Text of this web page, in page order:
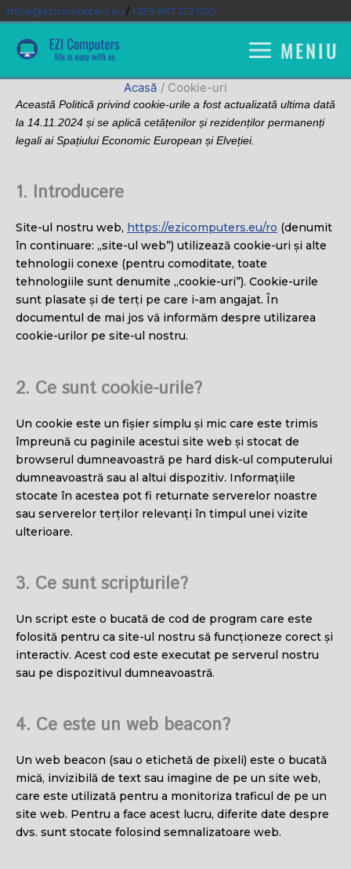
Salt
la
conținut
office@ezicomputers.eu / +359 887 123 500
MENIU
Acasă Cookie-uri
Această Politică privind cookie-urile a fost actualizată ultima dată
la 14.11.2024 și se aplică cetățenilor și rezidenților permanenți
legali ai Spațiului Economic European și Elveției.
1. Introducere
Site-ul nostru web, https://ezicomputers.eu/ro (denumit
în continuare: „site-ul web”) utilizează cookie-uri și alte
tehnologii conexe (pentru comoditate, toate
tehnologiile sunt denumite „cookie-uri”). Cookie-urile
sunt plasate și de terți pe care i-am angajat. În
documentul de mai jos vă informăm despre utilizarea
cookie-urilor pe site-ul nostru.
2. Ce sunt cookie-urile?
Un cookie este un fișier simplu și mic care este trimis
împreună cu paginile acestui site web și stocat de
browserul dumneavoastră pe hard disk-ul computerului
dumneavoastră sau al altui dispozitiv. Informațiile
stocate în acestea pot fi returnate serverelor noastre
sau serverelor terților relevanți în timpul unei vizite
ulterioare.
3. Ce sunt scripturile?
Un script este o bucată de cod de program care este
folosită pentru ca site-ul nostru să funcționeze corect și
interactiv. Acest cod este executat pe serverul nostru
sau pe dispozitivul dumneavoastră.
4. Ce este un web beacon?
Un web beacon (sau o etichetă de pixeli) este o bucată
mică, invizibilă de text sau imagine de pe un site web,
care este utilizată pentru a monitoriza traficul de pe un
site web. Pentru a face acest lucru, diferite date despre
dvs. sunt stocate folosind semnalizatoare web.